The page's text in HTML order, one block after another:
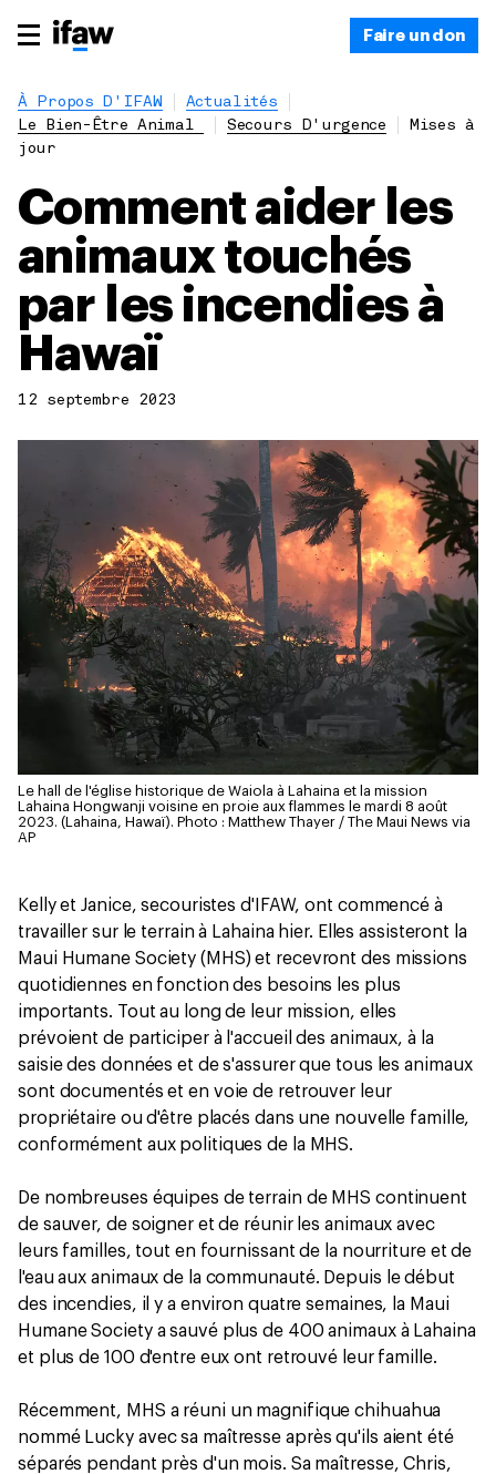
Faire un don
À Propos D'IFAW
Actualités
Le Bien-Être Animal
Secours D'urgence
Mises à
jour
Comment aider les
animaux touchés
par les incendies à
Hawaï
12 septembre 2023
Le hall de l'église historique de Waiola à Lahaina et la mission
Lahaina Hongwanji voisine en proie aux flammes le mardi 8 août
2023. (Lahaina, Hawaï). Photo : Matthew Thayer / The Maui News via
AP
Kelly et Janice, secouristes d'IFAW, ont commencé à
travailler sur le terrain à Lahaina hier. Elles assisteront la
Maui Humane Society (MHS) et recevront des missions
quotidiennes en fonction des besoins les plus
importants. Tout au long de leur mission, elles
prévoient de participer à l'accueil des animaux, à la
saisie des données et de s'assurer que tous les animaux
sont documentés et en voie de retrouver leur
propriétaire ou d'être placés dans une nouvelle famille,
conformément aux politiques de la MHS.
De nombreuses équipes de terrain de MHS continuent
de sauver, de soigner et de réunir les animaux avec
leurs familles, tout en fournissant de la nourriture et de
l'eau aux animaux de la communauté. Depuis le début
des incendies, il y a environ quatre semaines, la Maui
Humane Society a sauvé plus de 400 animaux à Lahaina
et plus de 100 d'entre eux ont retrouvé leur famille.
Récemment, MHS a réuni un magnifique chihuahua
nommé Lucky avec sa maîtresse après qu'ils aient été
séparés pendant près d'un mois. Sa maîtresse, Chris,